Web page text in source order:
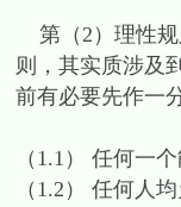
第（2）理性规
则，其实质涉及
前有必要先作一
（1.1） 任何一
（1.2） 任何人